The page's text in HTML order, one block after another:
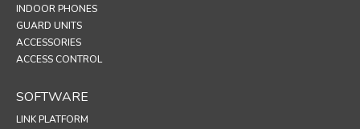
INDOOR PHONES
GUARD UNITS
ACCESSORIES
ACCESS CONTROL
SOFTWARE
LINK PLATFORM